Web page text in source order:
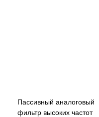
Пассивный аналоговый
фильтр высоких частот